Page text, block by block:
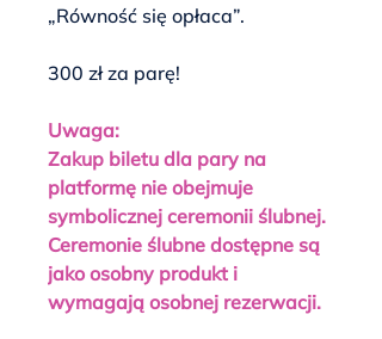
„Równość się opłaca”.
300 zł za parę!
Uwaga:
Zakup biletu dla pary na
platformę nie obejmuje
symbolicznej ceremonii ślubnej.
Ceremonie ślubne dostępne są
jako osobny produkt i
wymagają osobnej rezerwacji.